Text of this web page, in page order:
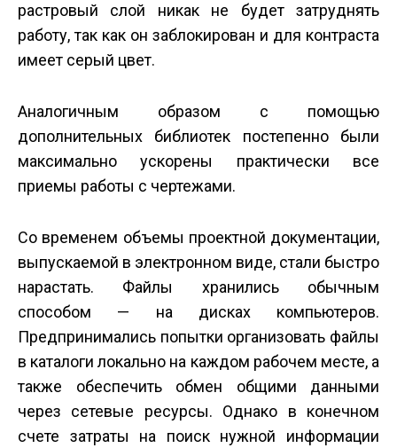
растровый слой никак не будет затруднять
работу, так как он заблокирован и для контраста
имеет серый цвет.
Аналогичным образом с помощью
дополнительных библиотек постепенно были
максимально ускорены практически все
приемы работы с чертежами.
Со временем объемы проектной документации,
выпускаемой в электронном виде, стали быстро
нарастать. Файлы хранились обычным
способом — на дисках компьютеров.
Предпринимались попытки организовать файлы
в каталоги локально на каждом рабочем месте, а
также обеспечить обмен общими данными
через сетевые ресурсы. Однако в конечном
счете затраты на поиск нужной информации